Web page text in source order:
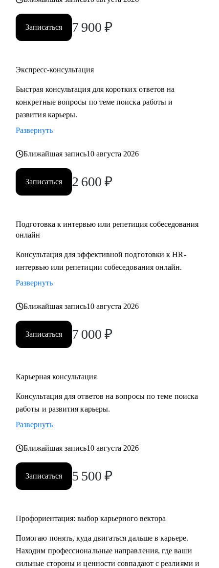
Записаться 7 900 ₽
Экспресс-консультация
Быстрая консультация для коротких ответов на
конкретные вопросы по теме поиска работы и
развития карьеры.
Развернуть
Ближайшая запись10 августа 2026
Записаться 2 600 ₽
Подготовка к интервью или репетиция собеседования
онлайн
Консультация для эффективной подготовки к HR-
интервью или репетиции собеседования онлайн.
Развернуть
Ближайшая запись10 августа 2026
Записаться 7 000 ₽
Карьерная консультация
Консультация для ответов на вопросы по теме поиска
работы и развития карьеры.
Развернуть
Ближайшая запись10 августа 2026
Записаться 5 500 ₽
Профориентация: выбор карьерного вектора
Помогаю понять, куда двигаться дальше в карьере.
Находим профессиональные направления, где ваши
сильные стороны и ценности совпадают с реалиями и